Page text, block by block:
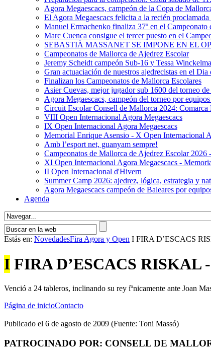
Agora Megaescacs, campeón de la Copa de
El Agora Megaescacs felicita a la recién
Manuel Ermachenko finaliza 37º en el
Marc Cuenca consigue el tercer puesto en el
SEBASTIÀ MASSANET SE IMPONE EN EL
Campeonatos de Mallorca de Ajedrez Escolar
Jeremy Scheidt campeón Sub-16 y Tessa
Gran actuaciación de nuestros ajedrecistas en el Dia
Finalizan los Campeonatos de Mallorca Escolares
Asier Cuevas, mejor jugador sub 1600 del torneo
Agora Megaescacs, campeón del torneo por
Circuit Escolar Consell de Mallorca 2024: Comarca
VIII Open Internacional Agora Megaescacs
IX Open Internacional Agora Megaescacs
Memorial Enrique Asensio - X Open Internacional
Amb l’esport net, guanyam sempre!
Campeonatos de Mallorca de Ajedrez Escolar 2026
XI Open Internacional Agora Megaescacs -
II Open Internacional d'Hivern
Summer Camp 2026: ajedrez, lógica, estrategia y
Agora Megaescacs campeón de Baleares por
Agenda
Estás en: NovedadesFira Agora y Open I FIRA D’ESCACS
I FIRA D’ESCACS RISKAL
Venció a 24 tableros, inclinando su rey íºnicamente ante Joan
Página de inicioContacto
Publicado el 6 de agosto de 2009 (Fuente: Toni Massó)
PATROCINADO POR: CONSELL DE